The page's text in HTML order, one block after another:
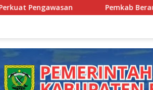
Pemkab Berau Siapkan Regenerasi